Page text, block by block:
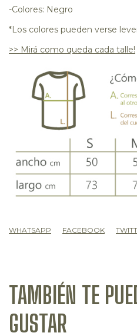
-Colores: Negro
*Los colores pueden verse
>> Mirá como queda cada talle!
WHATSAPP FACEBOOK
TAMBIÉN TE
GUSTAR